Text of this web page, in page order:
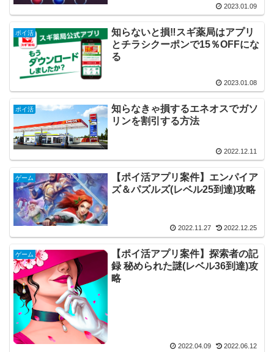
2023.01.09
ポイ活
知らないと損‼スギ薬局はアプリ
とチラシクーポンで15％OFFにな
る
2023.01.08
ポイ活
知らなきゃ損するエネオスでガソ
リンを割引する方法
2022.12.11
ゲーム
【ポイ活アプリ案件】エンパイア
ズ＆パズルズ(レベル25到達)攻略
2022.11.27 2022.12.25
ゲーム
【ポイ活アプリ案件】探索者の記
録 秘められた謎(レベル36到達)攻
略
2022.04.09 2022.06.12